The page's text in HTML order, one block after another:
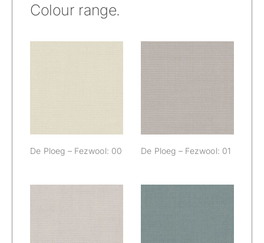
Colour range.
De Ploeg – Fezwool: 00
De Ploeg –
Fezwool: 01
De Ploeg – Fezwool: 01
De Ploeg –
Fezwool: 02
De Ploeg –
Fezwool: 04